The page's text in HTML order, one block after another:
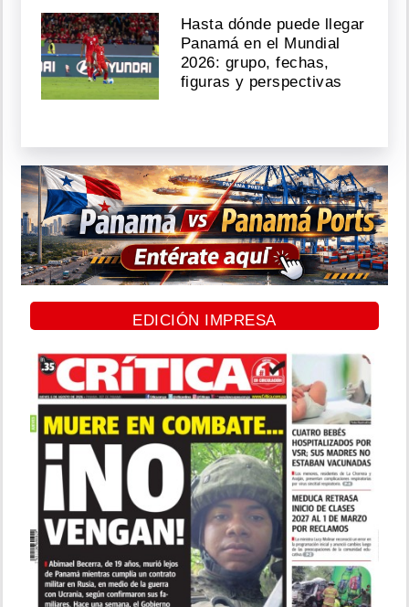
Hasta dónde puede llegar
Panamá en el Mundial
2026: grupo, fechas,
figuras y perspectivas
EDICIÓN IMPRESA